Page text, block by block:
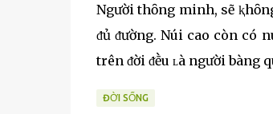
Người thȏng minh, sẽ
ᵭủ ᵭường. Núi cao còn có
trên ᵭời ᵭḕu ʟà người bàng
ĐỜI SỐNG